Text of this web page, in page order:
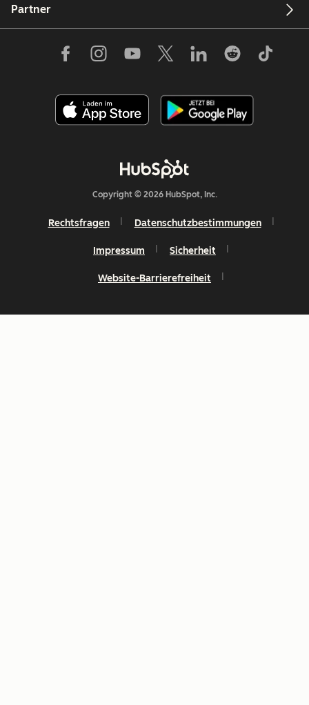
Partner
Copyright © 2026 HubSpot, Inc.
Rechtsfragen Datenschutzbestimmungen
Impressum Sicherheit
Website-Barrierefreiheit